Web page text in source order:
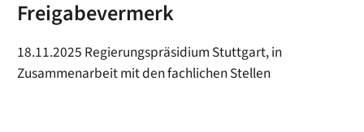
Freigabevermerk
18.11.2025 Regierungspräsidium Stuttgart, in
Zusammenarbeit mit den fachlichen Stellen